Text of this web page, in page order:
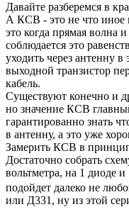
Давайте разберемся в
А КСВ - это не что иное
это когда прямая волна
соблюдается это
уходить через антенну в
выходной транзистор
кабель.
Существуют конечно и
но значение КСВ
гарантированно знать
в антенну, а это уже
Замерить КСВ в
Достаточно собрать
вольтметра, на 1 диоде
подойдет далеко не
или Д331, ну из этой